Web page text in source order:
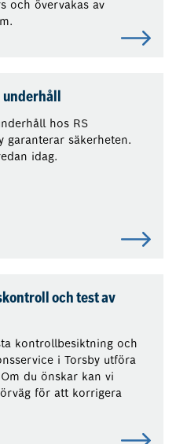
och övervakas av
underhåll
hos RS
garanterar säkerheten.
idag.
och test av
kontrollbesiktning och
i Torsby utföra
du önskar kan vi
för att korrigera